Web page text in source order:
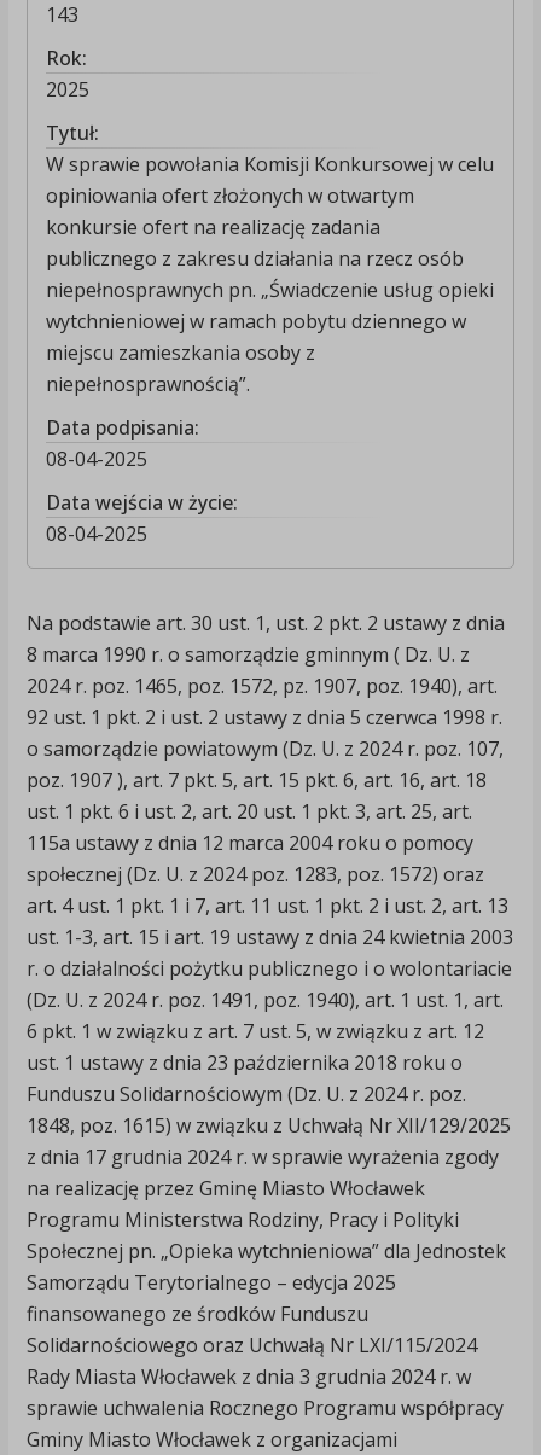
143
Rok:
2025
Tytuł:
W sprawie powołania Komisji Konkursowej w celu
opiniowania ofert złożonych w otwartym
konkursie ofert na realizację zadania
publicznego z zakresu działania na rzecz osób
niepełnosprawnych pn. „Świadczenie usług opieki
wytchnieniowej w ramach pobytu dziennego w
miejscu zamieszkania osoby z
niepełnosprawnością”.
Data podpisania:
08-04-2025
Data wejścia w życie:
08-04-2025
Na podstawie art. 30 ust. 1, ust. 2 pkt. 2 ustawy z dnia
8 marca 1990 r. o samorządzie gminnym ( Dz. U. z
2024 r. poz. 1465, poz. 1572, pz. 1907, poz. 1940), art.
92 ust. 1 pkt. 2 i ust. 2 ustawy z dnia 5 czerwca 1998 r.
o samorządzie powiatowym (Dz. U. z 2024 r. poz. 107,
poz. 1907 ), art. 7 pkt. 5, art. 15 pkt. 6, art. 16, art. 18
ust. 1 pkt. 6 i ust. 2, art. 20 ust. 1 pkt. 3, art. 25, art.
115a ustawy z dnia 12 marca 2004 roku o pomocy
społecznej (Dz. U. z 2024 poz. 1283, poz. 1572) oraz
art. 4 ust. 1 pkt. 1 i 7, art. 11 ust. 1 pkt. 2 i ust. 2, art. 13
ust. 1-3, art. 15 i art. 19 ustawy z dnia 24 kwietnia 2003
r. o działalności pożytku publicznego i o wolontariacie
(Dz. U. z 2024 r. poz. 1491, poz. 1940), art. 1 ust. 1, art.
6 pkt. 1 w związku z art. 7 ust. 5, w związku z art. 12
ust. 1 ustawy z dnia 23 października 2018 roku o
Funduszu Solidarnościowym (Dz. U. z 2024 r. poz.
1848, poz. 1615) w związku z Uchwałą Nr XII/129/2025
z dnia 17 grudnia 2024 r. w sprawie wyrażenia zgody
na realizację przez Gminę Miasto Włocławek
Programu Ministerstwa Rodziny, Pracy i Polityki
Społecznej pn. „Opieka wytchnieniowa” dla Jednostek
Samorządu Terytorialnego – edycja 2025
finansowanego ze środków Funduszu
Solidarnościowego oraz Uchwałą Nr LXI/115/2024
Rady Miasta Włocławek z dnia 3 grudnia 2024 r. w
sprawie uchwalenia Rocznego Programu współpracy
Gminy Miasto Włocławek z organizacjami